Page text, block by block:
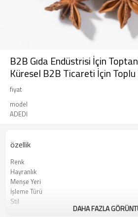
B2B Gıda Endüstrisi İçin Toptan
Küresel B2B Ticareti İçin
fiyat
model
ADEDI
özellik
Renk
Hayranlık
Menşe Yeri
İşleme Türü
Stil
DAHA FAZLA